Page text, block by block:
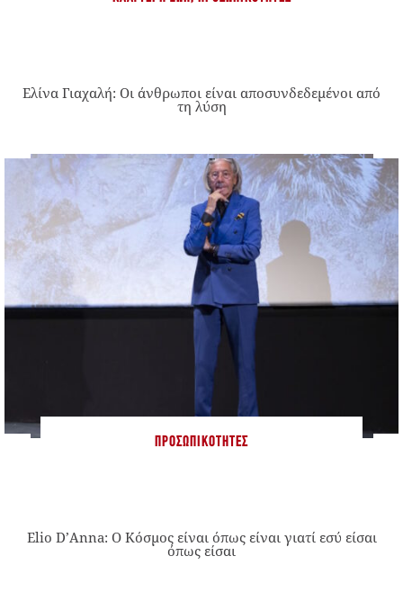
Ελίνα Γιαχαλή: Οι άνθρωποι είναι αποσυνδεδεμένοι από
τη λύση
ΠΡΟΣΩΠΙΚΌΤΗΤΕΣ
Elio D’Anna: Ο Κόσμος είναι όπως είναι γιατί εσύ είσαι
όπως είσαι